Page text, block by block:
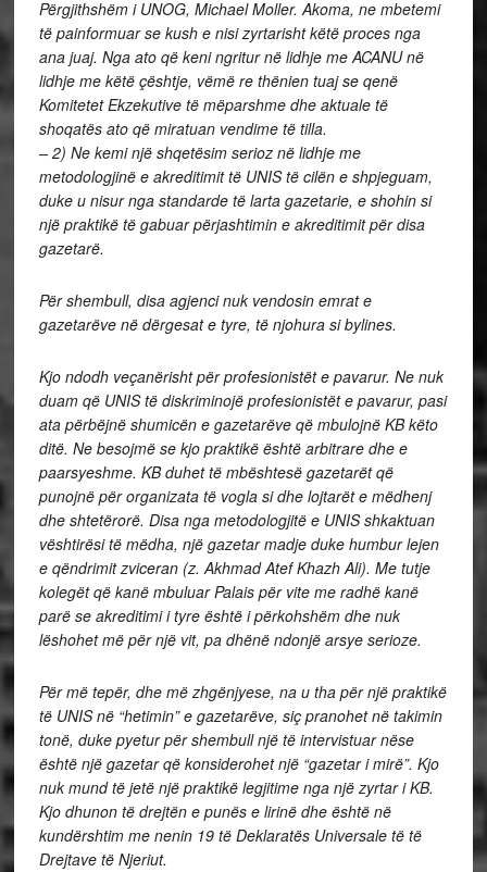
Përgjithshëm i UNOG, Michael Moller. Akoma, ne mbetemi
të painformuar se kush e nisi zyrtarisht këtë proces nga
ana juaj. Nga ato që keni ngritur në lidhje me ACANU në
lidhje me këtë çështje, vëmë re thënien tuaj se qenë
Komitetet Ekzekutive të mëparshme dhe aktuale të
shoqatës ato që miratuan vendime të tilla.
– 2) Ne kemi një shqetësim serioz në lidhje me
metodologjinë e akreditimit të UNIS të cilën e shpjeguam,
duke u nisur nga standarde të larta gazetarie, e shohin si
një praktikë të gabuar përjashtimin e akreditimit për disa
gazetarë.
Për shembull, disa agjenci nuk vendosin emrat e
gazetarëve në dërgesat e tyre, të njohura si bylines.
Kjo ndodh veçanërisht për profesionistët e pavarur. Ne nuk
duam që UNIS të diskriminojë profesionistët e pavarur, pasi
ata përbëjnë shumicën e gazetarëve që mbulojnë KB këto
ditë. Ne besojmë se kjo praktikë është arbitrare dhe e
paarsyeshme. KB duhet të mbështesë gazetarët që
punojnë për organizata të vogla si dhe lojtarët e mëdhenj
dhe shtetërorë. Disa nga metodologjitë e UNIS shkaktuan
vështirësi të mëdha, një gazetar madje duke humbur lejen
e qëndrimit zviceran (z. Akhmad Atef Khazh Ali). Me tutje
kolegët që kanë mbuluar Palais për vite me radhë kanë
parë se akreditimi i tyre është i përkohshëm dhe nuk
lëshohet më për një vit, pa dhënë ndonjë arsye serioze.
Për më tepër, dhe më zhgënjyese, na u tha për një praktikë
të UNIS në “hetimin” e gazetarëve, siç pranohet në takimin
tonë, duke pyetur për shembull një të intervistuar nëse
është një gazetar që konsiderohet një “gazetar i mirë”. Kjo
nuk mund të jetë një praktikë legjitime nga një zyrtar i KB.
Kjo dhunon të drejtën e punës e lirinë dhe është në
kundërshtim me nenin 19 të Deklaratës Universale të të
Drejtave të Njeriut.